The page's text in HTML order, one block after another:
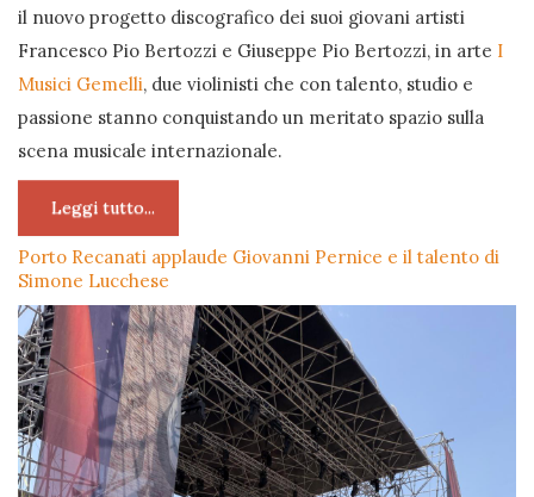
il nuovo progetto discografico dei suoi giovani artisti
Francesco Pio Bertozzi e Giuseppe Pio Bertozzi, in arte I
Musici Gemelli, due violinisti che con talento, studio e
passione stanno conquistando un meritato spazio sulla
scena musicale internazionale.
Leggi tutto...
Porto Recanati applaude Giovanni Pernice e il talento di
Simone Lucchese